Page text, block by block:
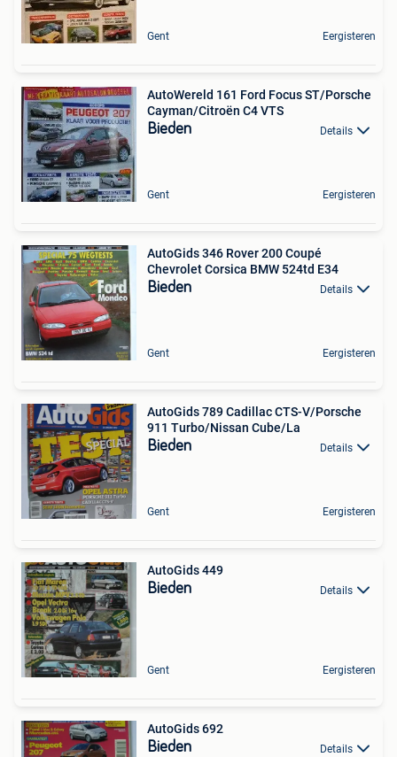
Gent Eergisteren
AutoWereld 161 Ford Focus ST/Porsche
Cayman/Citroën C4 VTS
Bieden Details
Gent Eergisteren
AutoGids 346 Rover 200 Coupé
Chevrolet Corsica BMW 524td E34
Bieden Details
Gent Eergisteren
AutoGids 789 Cadillac CTS-V/Porsche
911 Turbo/Nissan Cube/La
Bieden Details
Gent Eergisteren
AutoGids 449
Bieden Details
Gent Eergisteren
AutoGids 692
Bieden Details